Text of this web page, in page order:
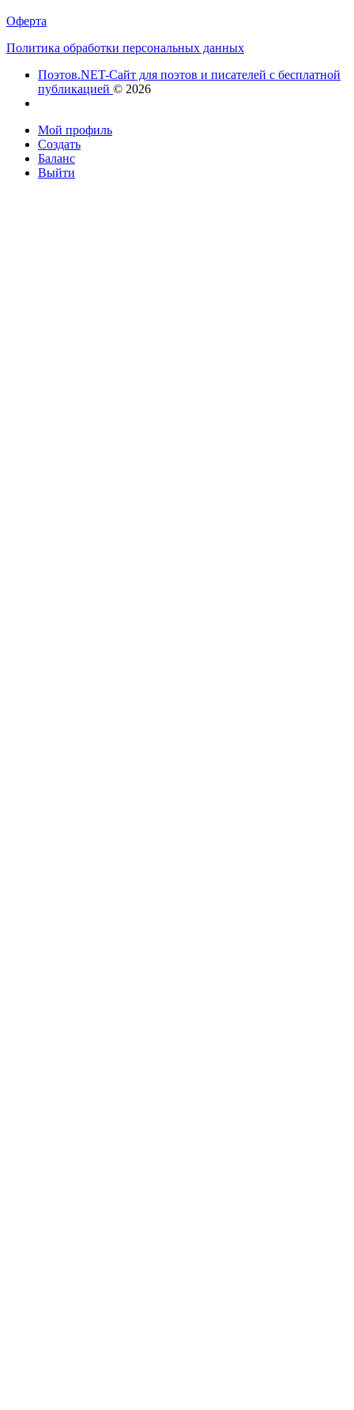
Оферта
Политика обработки персональных данных
Поэтов.NET-Сайт для поэтов и писателей с бесплатной
публикацией © 2026
Мой профиль
Создать
Баланс
Выйти